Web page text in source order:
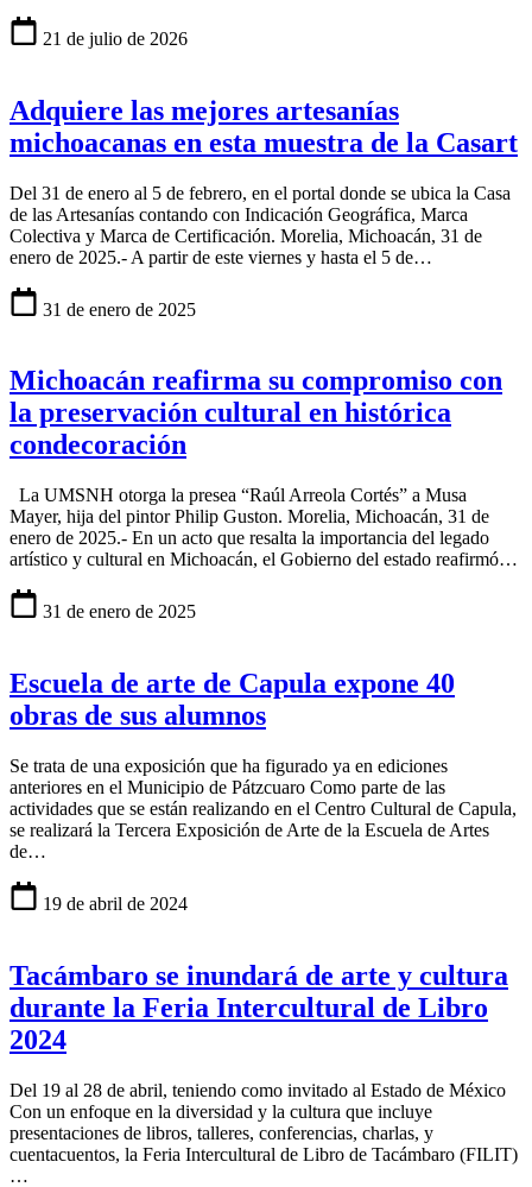
21 de julio de 2026
Adquiere las mejores artesanías
michoacanas en esta muestra de la Casart
Del 31 de enero al 5 de febrero, en el portal donde se ubica la Casa
de las Artesanías contando con Indicación Geográfica, Marca
Colectiva y Marca de Certificación. Morelia, Michoacán, 31 de
enero de 2025.- A partir de este viernes y hasta el 5 de…
31 de enero de 2025
Michoacán reafirma su compromiso con
la preservación cultural en histórica
condecoración
La UMSNH otorga la presea “Raúl Arreola Cortés” a Musa
Mayer, hija del pintor Philip Guston. Morelia, Michoacán, 31 de
enero de 2025.- En un acto que resalta la importancia del legado
artístico y cultural en Michoacán, el Gobierno del estado reafirmó…
31 de enero de 2025
Escuela de arte de Capula expone 40
obras de sus alumnos
Se trata de una exposición que ha figurado ya en ediciones
anteriores en el Municipio de Pátzcuaro Como parte de las
actividades que se están realizando en el Centro Cultural de Capula,
se realizará la Tercera Exposición de Arte de la Escuela de Artes
de…
19 de abril de 2024
Tacámbaro se inundará de arte y cultura
durante la Feria Intercultural de Libro
2024
Del 19 al 28 de abril, teniendo como invitado al Estado de México
Con un enfoque en la diversidad y la cultura que incluye
presentaciones de libros, talleres, conferencias, charlas, y
cuentacuentos, la Feria Intercultural de Libro de Tacámbaro (FILIT)
…